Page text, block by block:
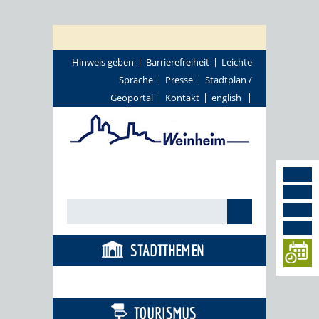
Hinweis geben Barrierefreiheit
Leichte
Sprache
Presse
Stadtplan /
Geoportal
Kontakt english
STADTTHEMEN
TOURISMUS